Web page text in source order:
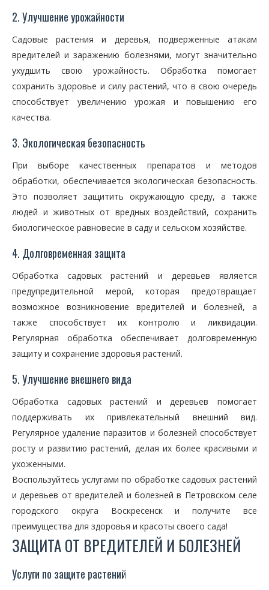
2. Улучшение урожайности
Садовые растения и деревья, подверженные атакам
вредителей и заражению болезнями, могут значительно
ухудшить свою урожайность. Обработка помогает
сохранить здоровье и силу растений, что в свою очередь
способствует увеличению урожая и повышению его
качества.
3. Экологическая безопасность
При выборе качественных препаратов и методов
обработки, обеспечивается экологическая безопасность.
Это позволяет защитить окружающую среду, а также
людей и животных от вредных воздействий, сохранить
биологическое равновесие в саду и сельском хозяйстве.
4. Долговременная защита
Обработка садовых растений и деревьев является
предупредительной мерой, которая предотвращает
возможное возникновение вредителей и болезней, а
также способствует их контролю и ликвидации.
Регулярная обработка обеспечивает долговременную
защиту и сохранение здоровья растений.
5. Улучшение внешнего вида
Обработка садовых растений и деревьев помогает
поддерживать их привлекательный внешний вид.
Регулярное удаление паразитов и болезней способствует
росту и развитию растений, делая их более красивыми и
ухоженными.
Воспользуйтесь услугами по обработке садовых растений
и деревьев от вредителей и болезней в Петровском селе
городского округа Воскресенск и получите все
преимущества для здоровья и красоты своего сада!
ЗАЩИТА ОТ ВРЕДИТЕЛЕЙ И БОЛЕЗНЕЙ
Услуги по защите растений